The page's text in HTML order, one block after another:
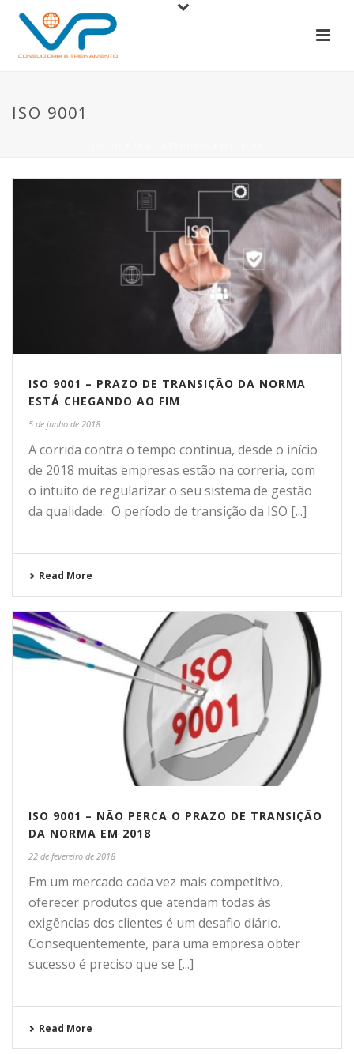
ISO 9001
ISO 9001 – PRAZO DE TRANSIÇÃO DA NORMA
ESTÁ CHEGANDO AO FIM
5 de junho de 2018
A corrida contra o tempo continua, desde o início
de 2018 muitas empresas estão na correria, com
o intuito de regularizar o seu sistema de gestão
da qualidade. O período de transição da ISO [...]
Read More
ISO 9001 – NÃO PERCA O PRAZO DE TRANSIÇÃO
DA NORMA EM 2018
22 de fevereiro de 2018
Em um mercado cada vez mais competitivo,
oferecer produtos que atendam todas às
exigências dos clientes é um desafio diário.
Consequentemente, para uma empresa obter
sucesso é preciso que se [...]
Read More